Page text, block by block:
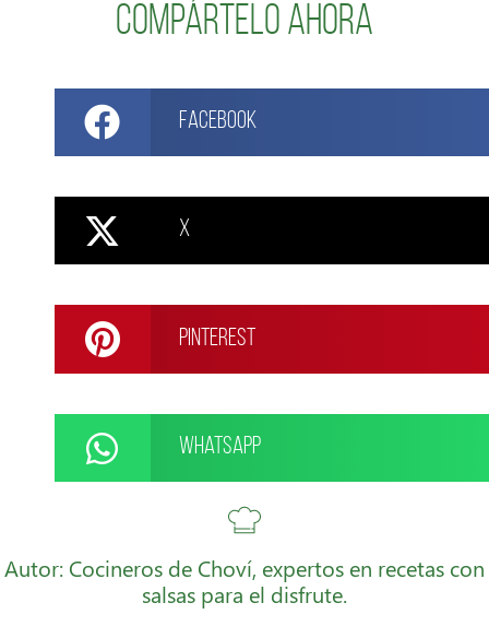
Compártelo ahora
Facebook
X
Pinterest
WhatsApp
Autor: Cocineros de Choví, expertos en recetas con
salsas para el disfrute.